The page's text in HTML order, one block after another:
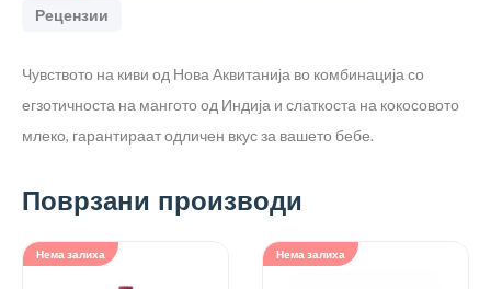
Рецензии
Чувството на киви од Нова Аквитанија во комбинација со
егзотичноста на мангото од Индија и слаткоста на кокосовото
млеко, гарантираат одличен вкус за вашето бебе.
Поврзани производи
Нема залиха Нема залиха